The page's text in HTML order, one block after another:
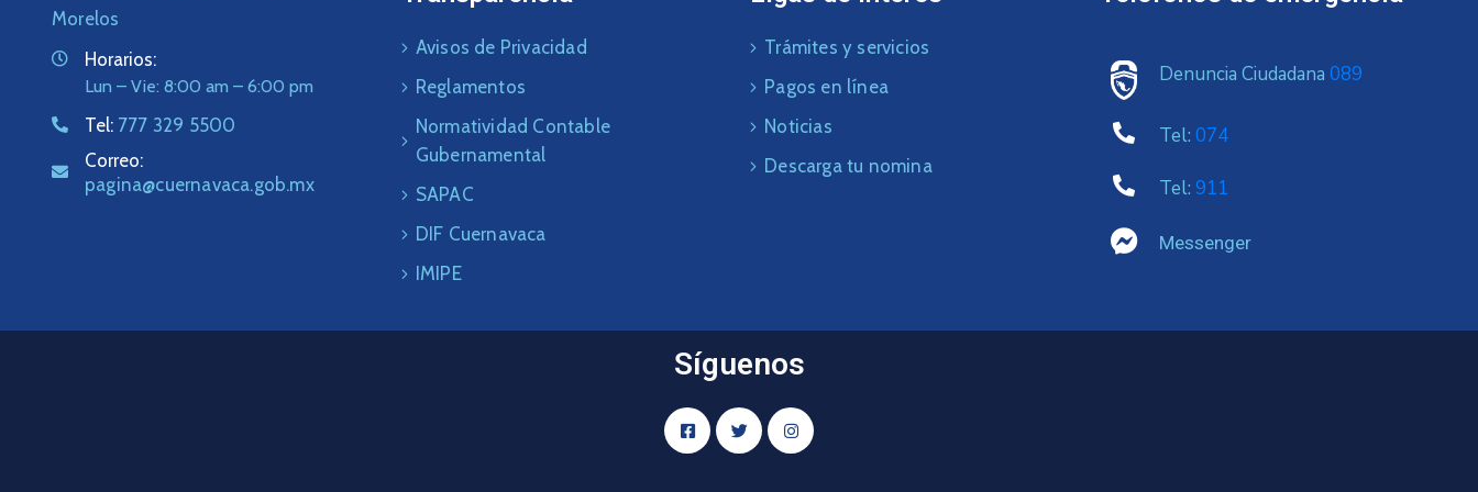
Morelos
Horarios:
Lun – Vie: 8:00 am – 6:00 pm
Tel: 777 329 5500
Correo:
pagina@cuernavaca.gob.mx
Avisos de Privacidad
Reglamentos
Normatividad Contable
Gubernamental
SAPAC
DIF Cuernavaca
IMIPE
Trámites y servicios
Pagos en línea
Noticias
Descarga tu nomina
Denuncia Ciudadana 089
Tel: 074
Tel: 911
Messenger
Síguenos